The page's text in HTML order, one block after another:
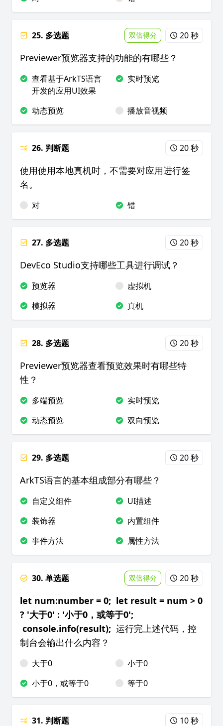
25. 多选题 双倍得分 20 秒
Previewer预览器支持的功能的有哪些？
查看基于ArkTS语言
开发的应用UI效果
实时预览
动态预览 播放音视频
26. 判断题 20 秒
使用使用本地真机时，不需要对应用进行签
名。
对 错
27. 多选题 20 秒
DevEco Studio支持哪些工具进行调试？
预览器
虚拟机
模拟器
真机
28. 多选题 20 秒
Previewer预览器查看预览效果时有哪些特
性？
多端预览
实时预览
动态预览
双向预览
29. 多选题 20 秒
ArkTS语言的基本组成部分有哪些？
自定义组件
UI描述
装饰器
内置组件
事件方法
属性方法
30. 单选题 双倍得分 20 秒
let num:number = 0; let result = num > 0
? '大于0' : '小于0，或等于0';
console.info(result); 运行完上述代码，控
制台会输出什么内容？
大于0
小于0
小于0，或等于0
等于0
31. 判断题 10 秒